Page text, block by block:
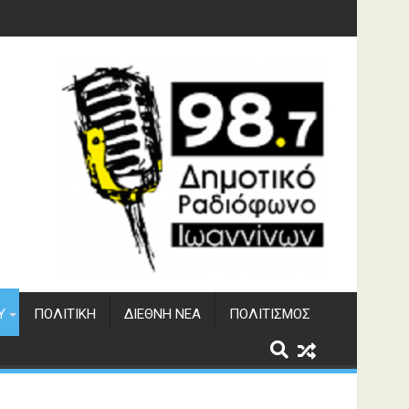
ΠΟΛΙΤΙΚΉ ΔΙΕΘΝΉ ΝΈΑ ΠΟΛΙΤΙΣΜΌΣ